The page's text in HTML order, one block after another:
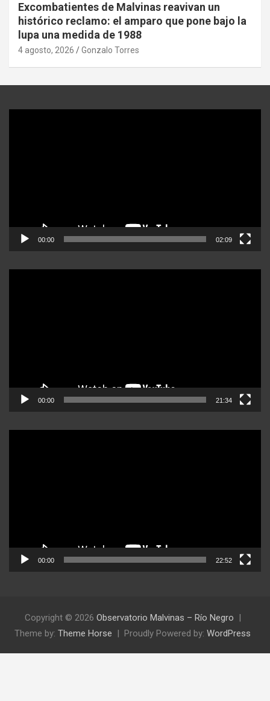
Excombatientes de Malvinas reavivan un
histórico reclamo: el amparo que pone bajo la
lupa una medida de 1988
4 agosto, 2026 Gonzalo Torres
00:00 02:09
00:00 21:34
00:00 22:52
Copyright © 2026 Observatorio Malvinas – Río Negro
Theme by: Theme Horse Proudly Powered by: WordPress